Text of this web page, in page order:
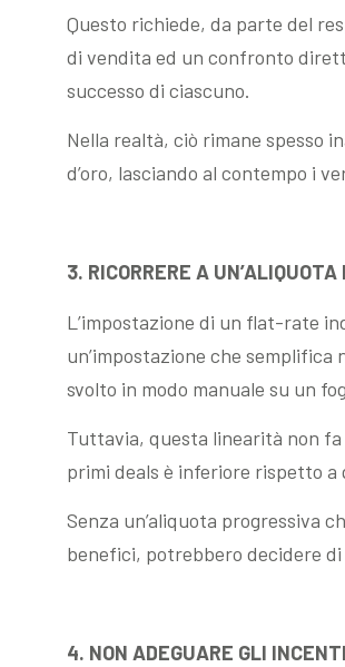
Questo richiede, da parte del
di vendita ed un confronto
successo di ciascuno.
Nella realtà, ciò rimane spesso
d’oro, lasciando al contempo i
3. RICORRERE A
L’impostazione di un flat-rate
un’impostazione che
svolto in modo manuale su un
Tuttavia, questa linearità non
primi deals è inferiore rispetto
Senza un’aliquota progressiva
benefici, potrebbero decidere
4. NON ADEGUARE GLI